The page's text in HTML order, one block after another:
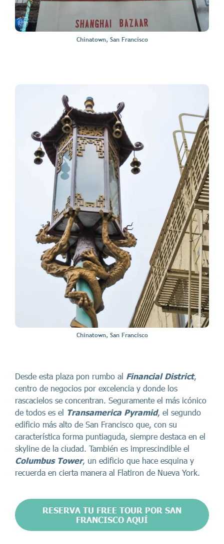
Chinatown, San Francisco
Chinatown, San Francisco
Desde esta plaza pon rumbo al Financial District,
centro de negocios por excelencia y donde los
rascacielos se concentran. Seguramente el más icónico
de todos es el Transamerica Pyramid, el segundo
edificio más alto de San Francisco que, con su
característica forma puntiaguda, siempre destaca en el
skyline de la ciudad. También es imprescindible el
Columbus Tower, un edificio que hace esquina y
recuerda en cierta manera al Flatiron de Nueva York.
RESERVA TU FREE TOUR POR SAN
FRANCISCO AQUÍ